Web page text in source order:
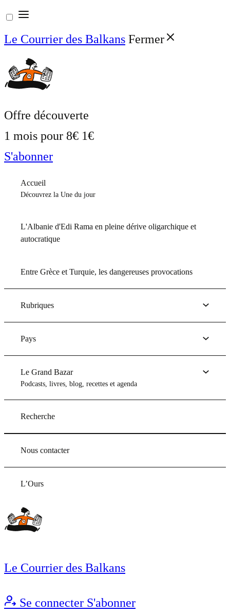
Aller
au
contenu
Le Courrier des Balkans Fermer
Offre découverte
1 mois pour 8€ 1€
S'abonner
Accueil
Découvrez la Une du jour
L'Albanie d'Edi Rama en pleine dérive oligarchique et
autocratique
Entre Grèce et Turquie, les dangereuses provocations
Rubriques
Pays
Le Grand Bazar
Podcasts, livres, blog, recettes et agenda
Recherche
Nous contacter
L’Ours
Le Courrier des Balkans
Se connecter S'abonner